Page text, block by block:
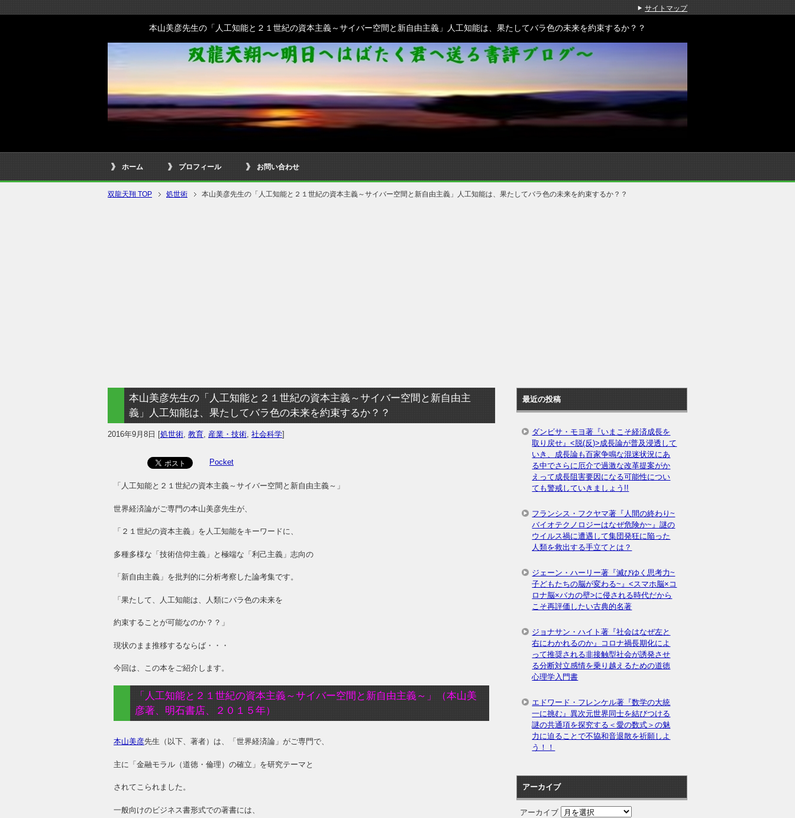
本山美彦先生の「人工知能と２１世紀の資本主義～サイバー空間と新自由主義」人工知能は、果たしてバラ色の未来を約束するか？？
ホーム プロフィール お問い合わせ
双龍天翔 TOP 処世術 本山美彦先生の「人工知能と２１世紀の資本主義～サイバー空間と新自由主義」人工知能は、果たしてバラ色の未来を約束するか？？
本山美彦先生の「人工知能と２１世紀の資本主義～サイバー空間と新自由主
義」人工知能は、果たしてバラ色の未来を約束するか？？
2016年9月8日 [処世術 教育 産業・技術 社会科学]
Pocket
「人工知能と２１世紀の資本主義～サイバー空間と新自由主義～」
世界経済論がご専門の本山美彦先生が、
「２１世紀の資本主義」を人工知能をキーワードに、
多種多様な「技術信仰主義」と極端な「利己主義」志向の
「新自由主義」を批判的に分析考察した論考集です。
「果たして、人工知能は、人類にバラ色の未来を
約束することが可能なのか？？」
現状のまま推移するならば・・・
今回は、この本をご紹介します。
「人工知能と２１世紀の資本主義～サイバー空間と新自由主義～」（本山美
彦著、明石書店、２０１５年）
本山美彦先生（以下、著者）は、「世界経済論」がご専門で、
主に「金融モラル（道徳・倫理）の確立」を研究テーマと
されてこられました。
一般向けのビジネス書形式での著書には、
最近の投稿
ダンビサ・モヨ著『いまこそ経済成長を
取り戻せ』<脱(反)>成長論が普及浸透して
いき、成長論も百家争鳴な混迷状況にあ
る中でさらに厄介で過激な改革提案がか
えって成長阻害要因になる可能性につい
ても警戒していきましょう!!
フランシス・フクヤマ著『人間の終わり~
バイオテクノロジーはなぜ危険か~』謎の
ウイルス禍に遭遇して集団発狂に陥った
人類を救出する手立てとは？
ジェーン・ハーリー著『滅びゆく思考力~
子どもたちの脳が変わる~』<スマホ脳×コ
ロナ脳×バカの壁>に侵される時代だから
こそ再評価したい古典的名著
ジョナサン・ハイト著『社会はなぜ左と
右にわかれるのか』コロナ禍長期化によ
って推奨される非接触型社会が誘発させ
る分断対立感情を乗り越えるための道徳
心理学入門書
エドワード・フレンケル著『数学の大統
一に挑む』異次元世界同士を結びつける
謎の共通項を探究する＜愛の数式＞の魅
力に迫ることで不協和音退散を祈願しよ
う！！
アーカイブ
アーカイブ
サイトマップ